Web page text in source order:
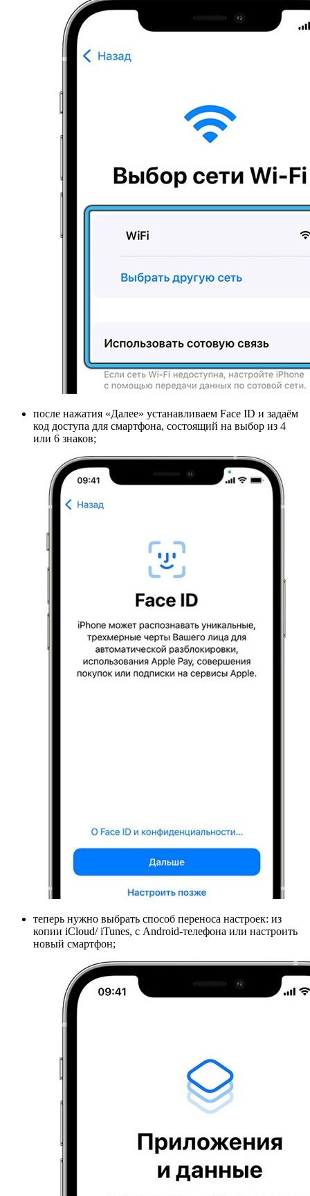
после нажатия «Далее» устанавливаем Face ID и задаём
код доступа для смартфона, состоящий на выбор из 4
или 6 знаков;
теперь нужно выбрать способ переноса настроек: из
копии iCloud/ iTunes, с Android-телефона или настроить
новый смартфон;